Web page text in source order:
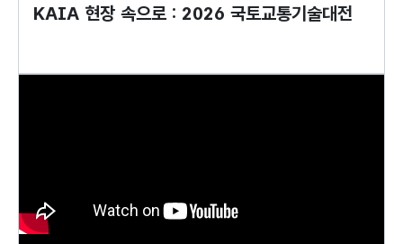
KAIA 현장 속으로 : 2026 국토교통기술대전